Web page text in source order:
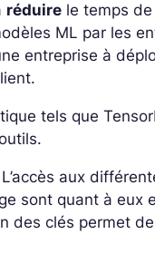
réduire le temps
ML par les
entreprise à
tels que
aux
sont quant à eux
des clés permet